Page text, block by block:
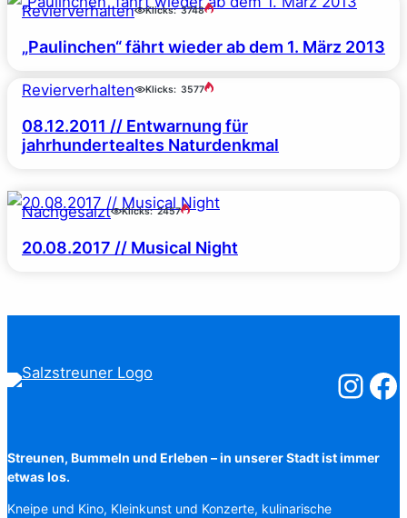
Revierverhalten Klicks: 3748
„Paulinchen“ fährt wieder ab dem 1. März 2013
Revierverhalten Klicks: 3577
08.12.2011 // Entwarnung für
jahrhundertealtes Naturdenkmal
Nachgesalzt Klicks: 2457
20.08.2017 // Musical Night
Streunen, Bummeln und Erleben – in unserer Stadt ist immer
etwas los.
Kneipe und Kino, Kleinkunst und Konzerte, kulinarische